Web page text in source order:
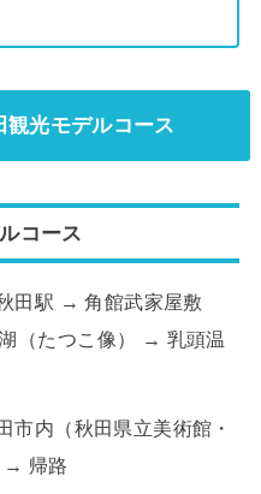
観光モデルコース
コース
田駅 → 角館武家屋敷
（たつこ像） → 乳頭温
内（秋田県立美術館・
→ 帰路